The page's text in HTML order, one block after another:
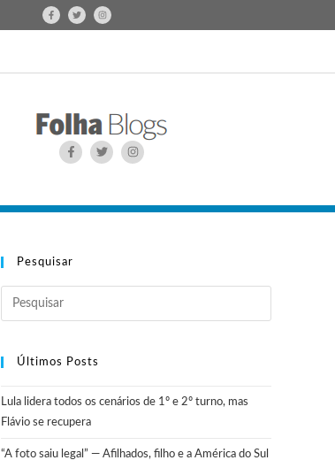
Pesquisar
Últimos Posts
Lula lidera todos os cenários de 1º e 2º turno, mas
Flávio se recupera
“A foto saiu legal” — Afilhados, filho e a América do Sul